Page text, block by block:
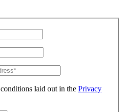
laid out in the Privacy